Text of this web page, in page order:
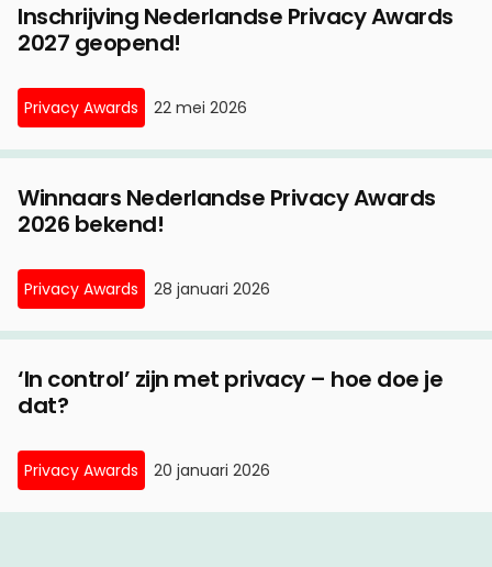
Inschrijving Nederlandse Privacy Awards
2027 geopend!
Privacy Awards 22 mei 2026
Winnaars Nederlandse Privacy Awards
2026 bekend!
Privacy Awards 28 januari 2026
‘In control’ zijn met privacy – hoe doe je
dat?
Privacy Awards 20 januari 2026